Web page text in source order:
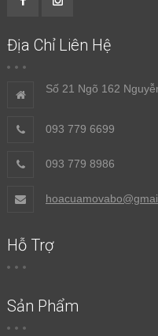
Địa Chỉ Liên Hệ
Số 21 Ngõ 162
093 779 6699
093 779 8986
Hỗ Trợ
Sản Phẩm